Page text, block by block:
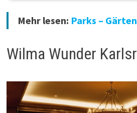
Mehr lesen: Parks –
Wilma Wunder